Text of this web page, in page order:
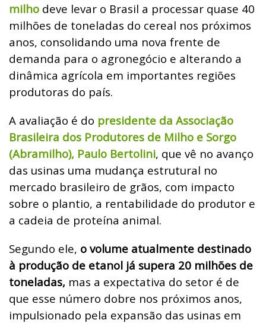
milho deve levar o Brasil a processar quase 40
milhões de toneladas do cereal nos próximos
anos, consolidando uma nova frente de
demanda para o agronegócio e alterando a
dinâmica agrícola em importantes regiões
produtoras do país.
A avaliação é do presidente da Associação
Brasileira dos Produtores de Milho e Sorgo
(Abramilho), Paulo Bertolini, que vê no avanço
das usinas uma mudança estrutural no
mercado brasileiro de grãos, com impacto
sobre o plantio, a rentabilidade do produtor e
a cadeia de proteína animal.
Segundo ele, o volume atualmente destinado
à produção de etanol já supera 20 milhões de
toneladas, mas a expectativa do setor é de
que esse número dobre nos próximos anos,
impulsionado pela expansão das usinas em